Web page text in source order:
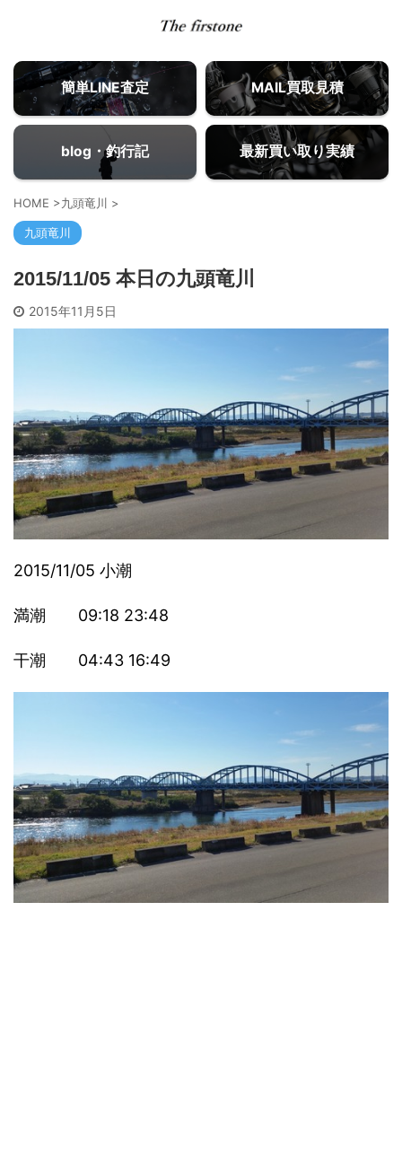
簡単LINE査定 MAIL買取見積
blog・釣行記 最新買い取り実績
HOME >九頭竜川 >
九頭竜川
2015/11/05 本日の九頭竜川
2015年11月5日
2015/11/05 小潮
満潮 09:18 23:48
干潮 04:43 16:49